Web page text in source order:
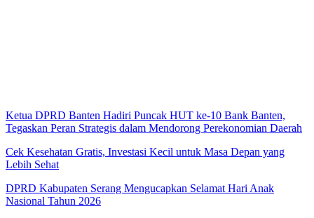
Ketua DPRD Banten Hadiri Puncak HUT ke-10 Bank Banten,
Tegaskan Peran Strategis dalam Mendorong Perekonomian Daerah
Cek Kesehatan Gratis, Investasi Kecil untuk Masa Depan yang
Lebih Sehat
DPRD Kabupaten Serang Mengucapkan Selamat Hari Anak
Nasional Tahun 2026